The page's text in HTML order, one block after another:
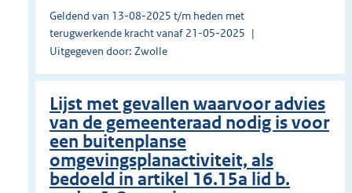
Geldend van 13-08-2025 t/m heden met
terugwerkende kracht vanaf 21-05-2025
Uitgegeven door: Zwolle
Lijst met gevallen waarvoor advies
van de gemeenteraad nodig is voor
een buitenplanse
omgevingsplanactiviteit, als
bedoeld in artikel 16.15a lid b.